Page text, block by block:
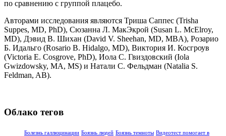
по сравнению с группой плацебо.
Авторами исследования являются Триша Саппес (Trisha
Suppes, MD, PhD), Сюзанна Л. МакЭкрой (Susan L. McElroy,
MD), Дэвид В. Шихан (David V. Sheehan, MD, MBA), Розарио
Б. Идальго (Rosario B. Hidalgo, MD), Виктория И. Косгроув
(Victoria E. Cosgrove, PhD), Иола С. Гвиздовский (Iola
Gwizdowsky, MA, MS) и Натали С. Фельдман (Natalia S.
Feldman, AB).
Облако тегов
Болезнь галлюцинации Боязнь людей Боязнь темноты Видеотест помогает в